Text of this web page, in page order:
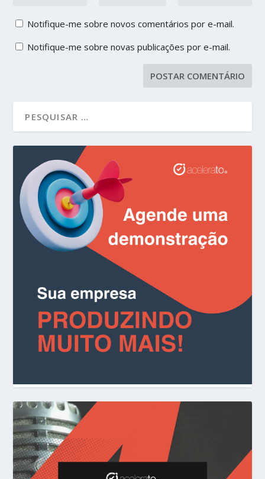
Notifique-me sobre novos comentários por e-mail.
Notifique-me sobre novas publicações por e-mail.